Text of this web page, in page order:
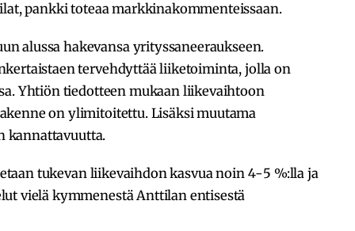
pankki toteaa markkinakommenteissaan.
alussa hakevansa yrityssaneeraukseen.
tervehdyttää liiketoiminta, jolla on
Yhtiön tiedotteen mukaan liikevaihtoon
on ylimitoitettu. Lisäksi muutama
kannattavuutta.
tukevan liikevaihdon kasvua noin 4-5 %:lla ja
vielä kymmenestä Anttilan entisestä